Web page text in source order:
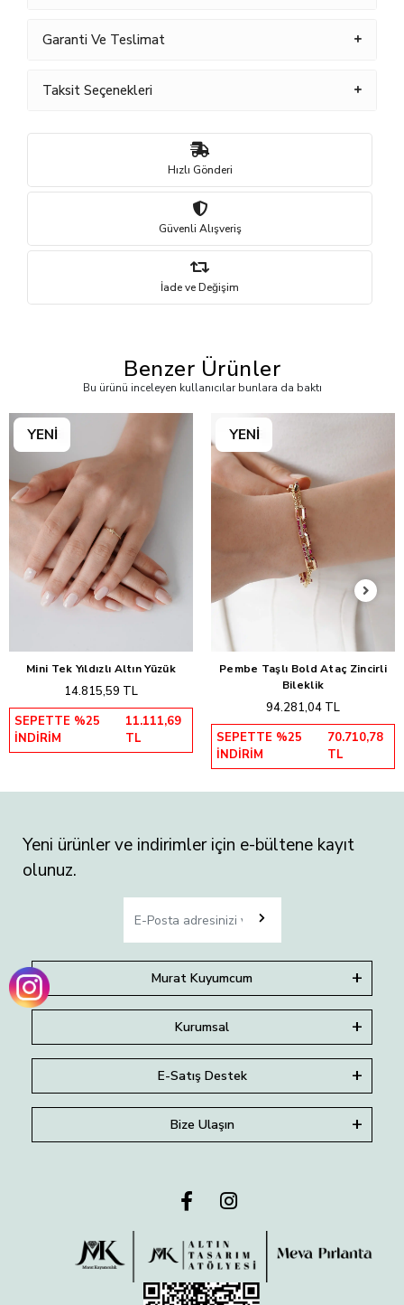
Garanti Ve Teslimat
Taksit Seçenekleri
Hızlı Gönderi
Güvenli Alışveriş
İade ve Değişim
Benzer Ürünler
Bu ürünü inceleyen kullanıcılar bunlara da baktı
Sepete Ekle
Mini Tek Yıldızlı Altın Yüzük
14.815,59 TL
SEPETTE %25
İNDİRİM
11.111,69
TL
Sepete Ekle
Pembe Taşlı Bold Ataç Zincirli
Bileklik
94.281,04 TL
SEPETTE %25
İNDİRİM
70.710,78
TL
Yeni ürünler ve indirimler için e-bültene kayıt
olunuz.
Murat Kuyumcum
Kurumsal
E-Satış Destek
Bize Ulaşın